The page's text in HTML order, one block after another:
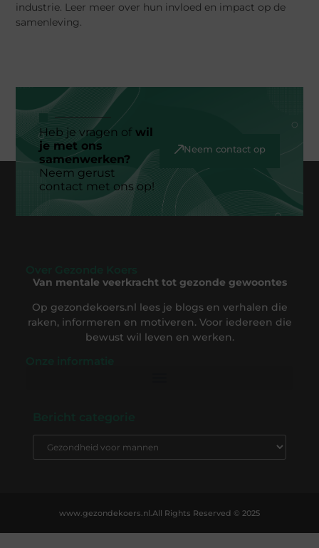
industrie. Leer meer over hun invloed en impact op de
samenleving.
Heb je vragen ofwil
je met ons
samenwerken?
Neem gerust
contact met ons op!
Neem contact op
Van mentale veerkracht tot gezonde gewoontes
Op gezondekoers.nl lees je blogs en verhalen die
raken, informeren en motiveren. Voor iedereen die
bewust wil leven en werken.
All Rights Reserved © 2025
www.gezondekoers.nl.